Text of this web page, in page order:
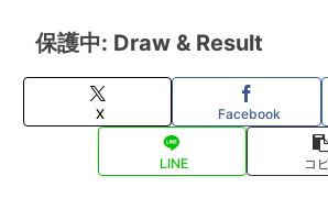
保護中: Draw & Result
X Facebook
LINE コ